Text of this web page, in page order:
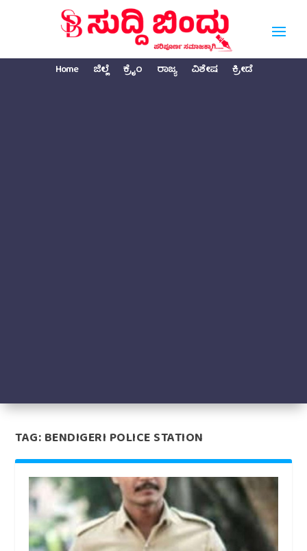
Home ಜಿಲ್ಲೆ ಕ್ರೈಂ ರಾಜ್ಯ ವಿಶೇಷ ಕ್ರೀಡೆ
TAG:BENDIGERI POLICE STATION